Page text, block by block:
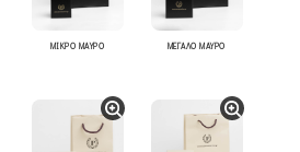
ΜΙΚΡΟ ΜΑΥΡΟ ΜΕΓΑΛΟ ΜΑΥΡΟ